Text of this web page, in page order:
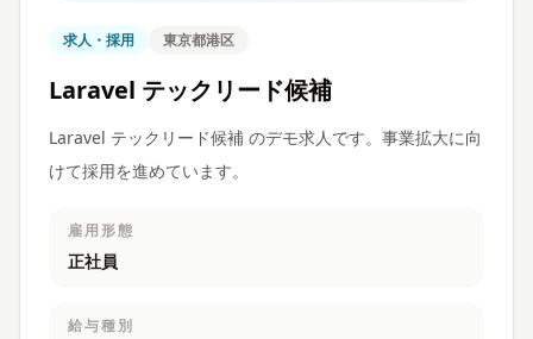
求人・採用 東京都港区
Laravel テックリード候補
Laravel テックリード候補 のデモ求人です。事業拡大に向
けて採用を進めています。
雇用形態
正社員
給与種別